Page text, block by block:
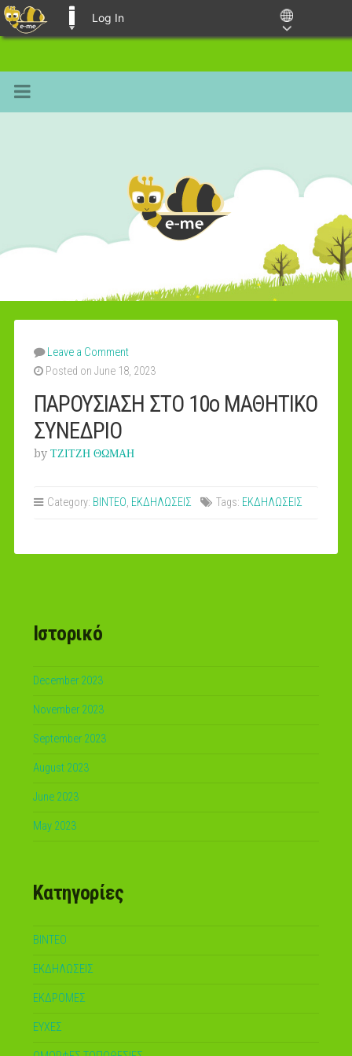
Log In
Leave a Comment
Posted on June 18, 2023
ΠΑΡΟΥΣΙΑΣΗ ΣΤΟ 10ο ΜΑΘΗΤΙΚΟ
ΣΥΝΕΔΡΙΟ
by ΤΖΙΤΖΗ ΘΩΜΑΗ
Category: ΒΙΝΤΕΟ, ΕΚΔΗΛΩΣΕΙΣ Tags: ΕΚΔΗΛΩΣΕΙΣ
Ιστορικό
December 2023
November 2023
September 2023
August 2023
June 2023
May 2023
Kατηγορίες
ΒΙΝΤΕΟ
ΕΚΔΗΛΩΣΕΙΣ
ΕΚΔΡΟΜΕΣ
ΕΥΧΕΣ